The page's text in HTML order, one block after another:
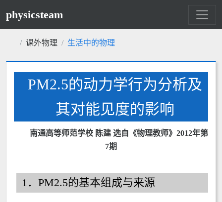
physicsteam
课外物理 生活中的物理
PM2.5的动力学行为分析及
其对能见度的影响
南通高等师范学校 陈建 选自《物理教师》2012年第
7期
1．PM2.5的基本组成与来源